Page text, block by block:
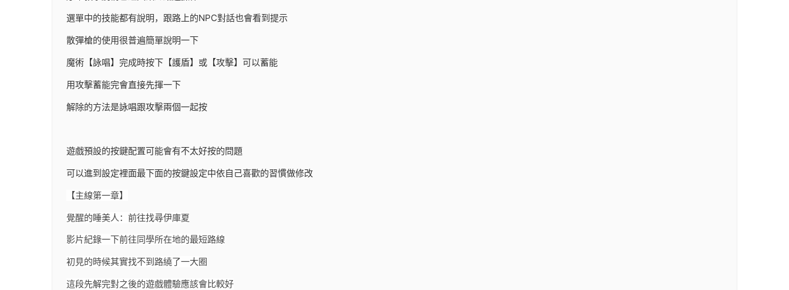
選單中的技能都有說明，跟路上的NPC對話也會看到提示
散彈槍的使用很普遍簡單說明一下
魔術【詠唱】完成時按下【護盾】或【攻擊】可以蓄能
用攻擊蓄能完會直接先揮一下
解除的方法是詠唱跟攻擊兩個一起按
遊戲預設的按鍵配置可能會有不太好按的問題
可以進到設定裡面最下面的按鍵設定中依自己喜歡的習慣做修改
【主線第一章】
覺醒的睡美人：前往找尋伊庫夏
影片紀錄一下前往同學所在地的最短路線
初見的時候其實找不到路繞了一大圈
這段先解完對之後的遊戲體驗應該會比較好